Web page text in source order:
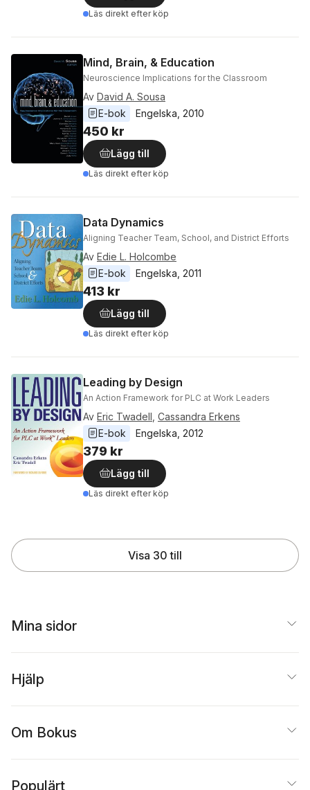
Läs direkt efter köp
Mind, Brain, & Education
Neuroscience Implications for the Classroom
Av David A. Sousa
E-bok
Engelska 2010
450 kr
Lägg till
Läs direkt efter köp
Data Dynamics
Aligning Teacher Team, School, and District Efforts
Av Edie L. Holcombe
E-bok
Engelska 2011
413 kr
Lägg till
Läs direkt efter köp
Leading by Design
An Action Framework for PLC at Work Leaders
Av Eric Twadell Cassandra Erkens
E-bok
Engelska 2012
379 kr
Lägg till
Läs direkt efter köp
Visa 30 till
Mina sidor
Hjälp
Om Bokus
Populärt